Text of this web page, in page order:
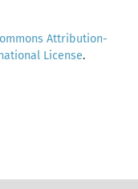
Attribution-
License.